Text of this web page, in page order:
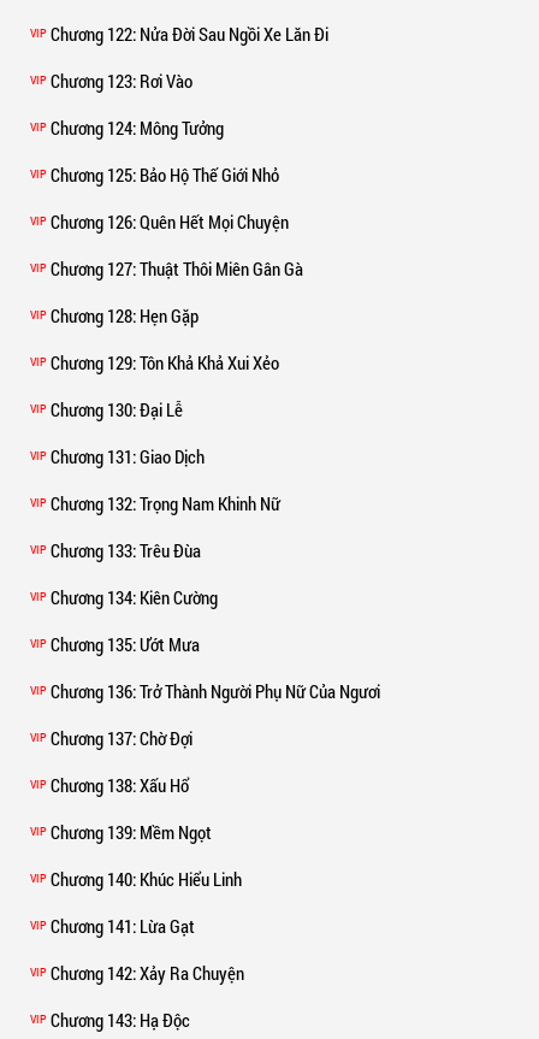
VIP Chương 122: Nửa Đời Sau Ngồi Xe Lăn Đi
VIP Chương 123: Rơi Vào
VIP Chương 124: Mông Tưởng
VIP Chương 125: Bảo Hộ Thế Giới Nhỏ
VIP Chương 126: Quên Hết Mọi Chuyện
VIP Chương 127: Thuật Thôi Miên Gân Gà
VIP Chương 128: Hẹn Gặp
VIP Chương 129: Tôn Khả Khả Xui Xẻo
VIP Chương 130: Đại Lễ
VIP Chương 131: Giao Dịch
VIP Chương 132: Trọng Nam Khinh Nữ
VIP Chương 133: Trêu Đùa
VIP Chương 134: Kiên Cường
VIP Chương 135: Ướt Mưa
VIP Chương 136: Trở Thành Người Phụ Nữ Của Ngươi
VIP Chương 137: Chờ Đợi
VIP Chương 138: Xấu Hổ
VIP Chương 139: Mềm Ngọt
VIP Chương 140: Khúc Hiểu Linh
VIP Chương 141: Lừa Gạt
VIP Chương 142: Xảy Ra Chuyện
VIP Chương 143: Hạ Độc